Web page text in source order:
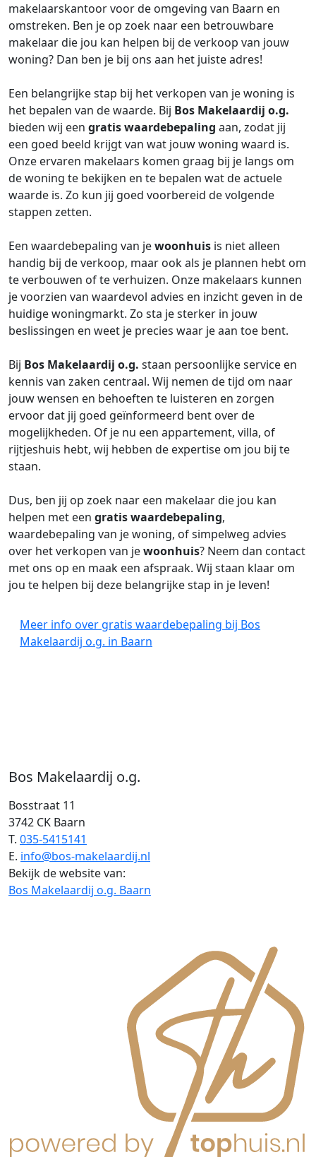
Bos Makelaardij o.g.
Bosstraat 11
3742 CK Baarn
T. 035-5415141
E. info@bos-makelaardij.nl
Bekijk de website van:
Bos Makelaardij o.g. Baarn
makelaarskantoor voor de omgeving van Baarn en
omstreken. Ben je op zoek naar een betrouwbare
makelaar die jou kan helpen bij de verkoop van jouw
woning? Dan ben je bij ons aan het juiste adres!
Een belangrijke stap bij het verkopen van je woning is
het bepalen van de waarde. Bij Bos Makelaardij o.g.
bieden wij een gratis waardebepaling aan, zodat jij
een goed beeld krijgt van wat jouw woning waard is.
Onze ervaren makelaars komen graag bij je langs om
de woning te bekijken en te bepalen wat de actuele
waarde is. Zo kun jij goed voorbereid de volgende
stappen zetten.
Een waardebepaling van jewoonhuis is niet alleen
handig bij de verkoop, maar ook als je plannen hebt om
te verbouwen of te verhuizen. Onze makelaars kunnen
je voorzien van waardevol advies en inzicht geven in de
huidige woningmarkt. Zo sta je sterker in jouw
beslissingen en weet je precies waar je aan toe bent.
Bij Bos Makelaardij o.g. staan persoonlijke service en
kennis van zaken centraal. Wij nemen de tijd om naar
jouw wensen en behoeften te luisteren en zorgen
ervoor dat jij goed geïnformeerd bent over de
mogelijkheden. Of je nu een appartement, villa, of
rijtjeshuis hebt, wij hebben de expertise om jou bij te
staan.
Dus, ben jij op zoek naar een makelaar die jou kan
helpen met een gratis waardebepaling,
waardebepaling van je woning, of simpelweg advies
over het verkopen van jewoonhuis? Neem dan contact
met ons op en maak een afspraak. Wij staan klaar om
jou te helpen bij deze belangrijke stap in je leven!
Meer info over gratis waardebepaling bij Bos
Makelaardij o.g. in Baarn